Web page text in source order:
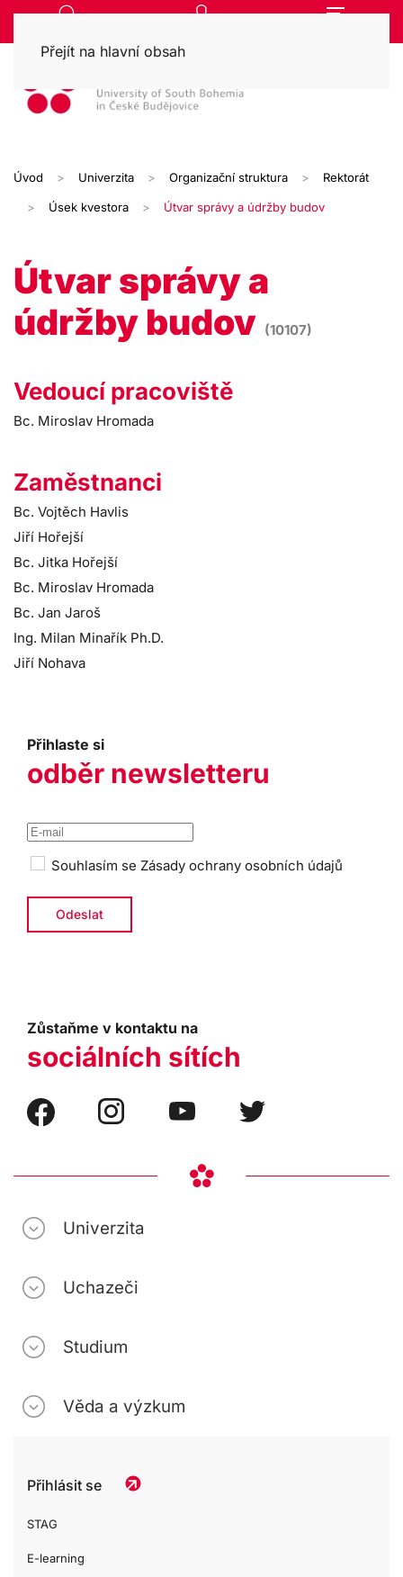
Přejít na hlavní obsah
Úvod Univerzita Organizační struktura Rektorát
Úsek kvestora Útvar správy a údržby budov
Útvar správy a
údržby budov (10107)
Vedoucí pracoviště
Bc. Miroslav Hromada
Zaměstnanci
Bc. Vojtěch Havlis
Jiří Hořejší
Bc. Jitka Hořejší
Bc. Miroslav Hromada
Bc. Jan Jaroš
Ing. Milan Minařík Ph.D.
Jiří Nohava
Přihlaste si
odběr newsletteru
Souhlasím se Zásady ochrany osobních údajů
Zůstaňme v kontaktu na
sociálních sítích
Univerzita
Uchazeči
Studium
Věda a výzkum
Přihlásit se
STAG
E-learning